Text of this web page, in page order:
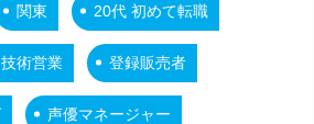
関東 20代 初めて転職
技術営業 登録販売者
声優マネージャー